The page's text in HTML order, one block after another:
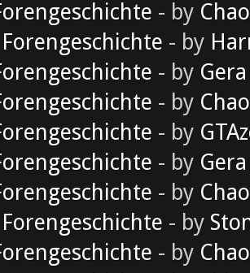
- by
Forengeschichte - by
- by Gera
- by
- by
- by Gera
- by
Forengeschichte - by
- by